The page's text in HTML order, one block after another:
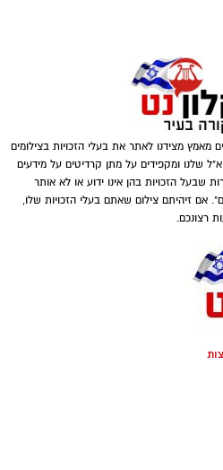
מאמץ מצידנו לאתר את בעלי הזכויות בצילומים
שלנו ומקפידים על מתן קרדיטים על מידעים
שבעל הזכויות בהן אינו ידוע או לא אותר
יוצרים". אם זיהיתם צילום שאתם בעלי הזכויות שלו,
רצונכם.